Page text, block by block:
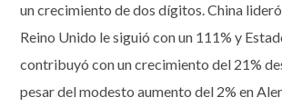
un crecimiento de dos dígitos. China
Reino Unido le siguió con un 111% y
contribuyó con un crecimiento del 21%
pesar del modesto aumento del 2% en